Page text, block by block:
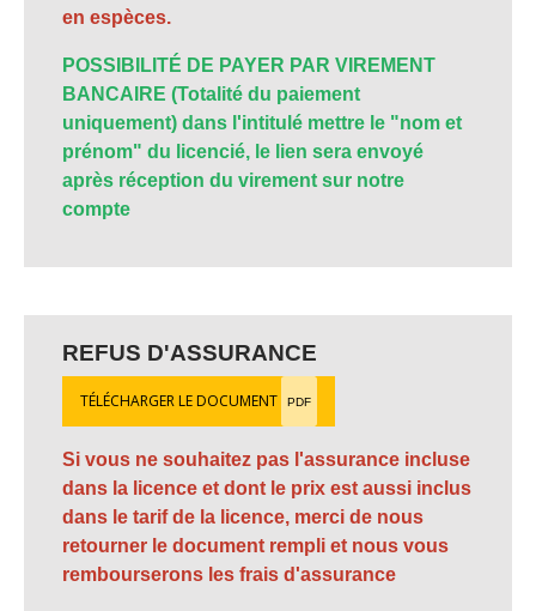
en espèces.
POSSIBILITÉ DE PAYER PAR VIREMENT
BANCAIRE (Totalité du paiement
uniquement) dans l'intitulé mettre le "nom et
prénom" du licencié, le lien sera envoyé
après réception du virement sur notre
compte
REFUS D'ASSURANCE
TÉLÉCHARGER LE DOCUMENT PDF
Si vous ne souhaitez pas l'assurance incluse
dans la licence et dont le prix est aussi inclus
dans le tarif de la licence, merci de nous
retourner le document rempli et nous vous
rembourserons les frais d'assurance